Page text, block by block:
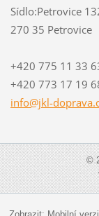
Sídlo:Petrovice
270 35 Petrovice
+420 775 11 33
+420 773 17 19
info@jkl-doprava
©